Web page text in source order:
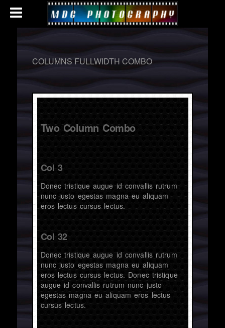
COLUMNS FULLWIDTH COMBO
Two Column Combo
Col 3
Donec tristique augue id convallis rutrum
nunc justo egestas magna eu aliquam
eros lectus cursus lectus.
Col 32
Donec tristique augue id convallis rutrum
nunc justo egestas magna eu aliquam
eros lectus cursus lectus. Donec tristique
augue id convallis rutrum nunc justo
egestas magna eu aliquam eros lectus
cursus lectus.